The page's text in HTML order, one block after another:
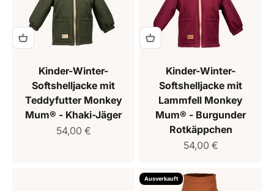
Kinder-Winter-
Softshelljacke mit
Teddyfutter Monkey
Mum® - Khaki-Jäger
Verkaufspreis
54,00 €
Kinder-Winter-
Softshelljacke mit
Lammfell Monkey
Mum® - Burgunder
Rotkäppchen
Verkaufspreis
54,00 €
Ausverkauft